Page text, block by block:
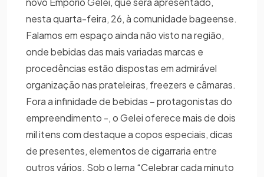
nesta quarta-feira, 26, à comunidade bageense.
Falamos em espaço ainda não visto na região,
onde bebidas das mais variadas marcas e
procedências estão dispostas em admirável
organização nas prateleiras, freezers e câmaras.
Fora a infinidade de bebidas – protagonistas do
empreendimento -, o Gelei oferece mais de dois
mil itens com destaque a copos especiais, dicas
de presentes, elementos de cigarraria entre
outros vários. Sob o lema “Celebrar cada minuto